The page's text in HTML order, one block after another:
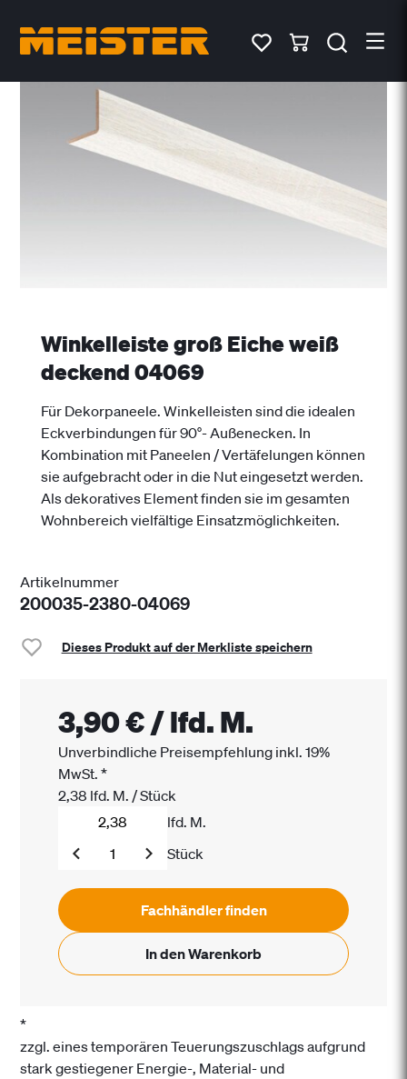
Winkelleiste groß Eiche weiß
deckend 04069
Für Dekorpaneele. Winkelleisten sind die idealen
Eckverbindungen für 90°- Außenecken. In
Kombination mit Paneelen / Vertäfelungen können
sie aufgebracht oder in die Nut eingesetzt werden.
Als dekoratives Element finden sie im gesamten
Wohnbereich vielfältige Einsatzmöglichkeiten.
Artikelnummer
200035-2380-04069
Dieses Produkt auf der Merkliste speichern
3,90 €/lfd. M.
Unverbindliche Preisempfehlung inkl. 19%
MwSt. *
2,38 lfd. M. /Stück
lfd. M.
Stück
Fachhändler finden
In den Warenkorb
*
zzgl. eines temporären Teuerungszuschlags aufgrund
stark gestiegener Energie-, Material- und